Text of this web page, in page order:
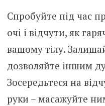
Спробуйте під час
очі і відчути, як
вашому тілу.
дозволяйте іншим
Зосередьтеся на
руки – масажуйте